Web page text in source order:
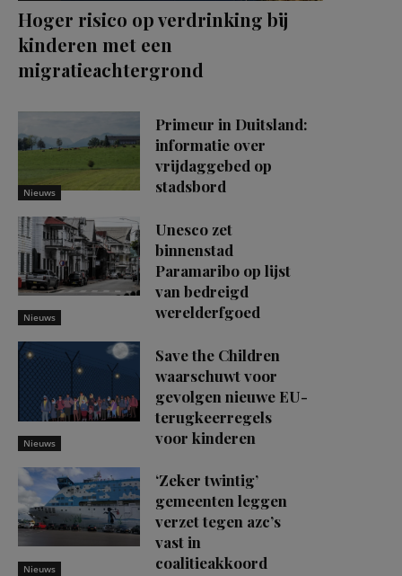
Hoger risico op verdrinking bij
kinderen met een
migratieachtergrond
Nieuws
Primeur in Duitsland:
informatie over
vrijdaggebed op
stadsbord
Nieuws
Unesco zet
binnenstad
Paramaribo op lijst
van bedreigd
werelderfgoed
Nieuws
Save the Children
waarschuwt voor
gevolgen nieuwe EU-
terugkeerregels
voor kinderen
Nieuws
‘Zeker twintig’
gemeenten leggen
verzet tegen azc’s
vast in
coalitieakkoord